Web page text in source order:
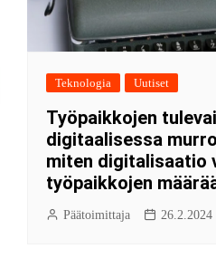
Teknologia Uutiset
Työpaikkojen
digitaalisessa
miten digitalisaatio
työpaikkojen
Päätoimittaja 26.2.2024